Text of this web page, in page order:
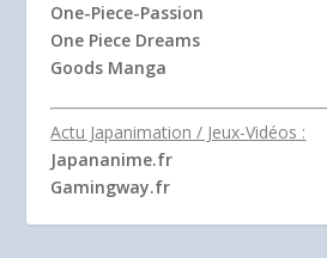
One-Piece-Passion
One Piece Dreams
Goods Manga
Actu Japanimation / Jeux-Vidéos :
Japananime.fr
Gamingway.fr